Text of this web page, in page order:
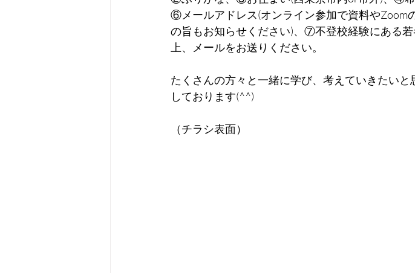
⑥メールアドレス(オンライン参加で資料やZoom
の旨もお知らせください)、⑦不登校経験にある
上、メールをお送りください。
たくさんの方々と一緒に学び、考えていきたい
しております(^^)
（チラシ表面）